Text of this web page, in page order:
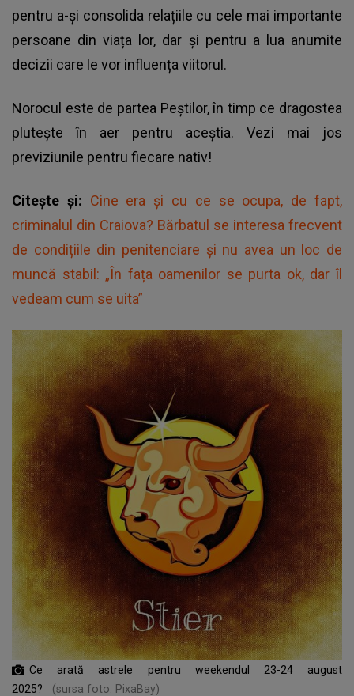
pentru a-și consolida relațiile cu cele mai importante
persoane din viața lor, dar și pentru a lua anumite
decizii care le vor influența viitorul.
Norocul este de partea Peștilor, în timp ce dragostea
plutește în aer pentru aceștia. Vezi mai jos
previziunile pentru fiecare nativ!
Citește și: Cine era și cu ce se ocupa, de fapt,
criminalul din Craiova? Bărbatul se interesa frecvent
de condițiile din penitenciare și nu avea un loc de
muncă stabil: „În fața oamenilor se purta ok, dar îl
vedeam cum se uita”
Ce arată astrele pentru weekendul 23-24 august
2025?
(sursa foto: PixaBay)